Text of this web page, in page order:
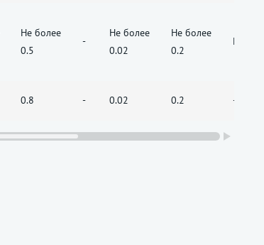
Не более
0.5
-
Не более
0.02
Не более
0.2
Не
0.8 - 0.02 0.2 -